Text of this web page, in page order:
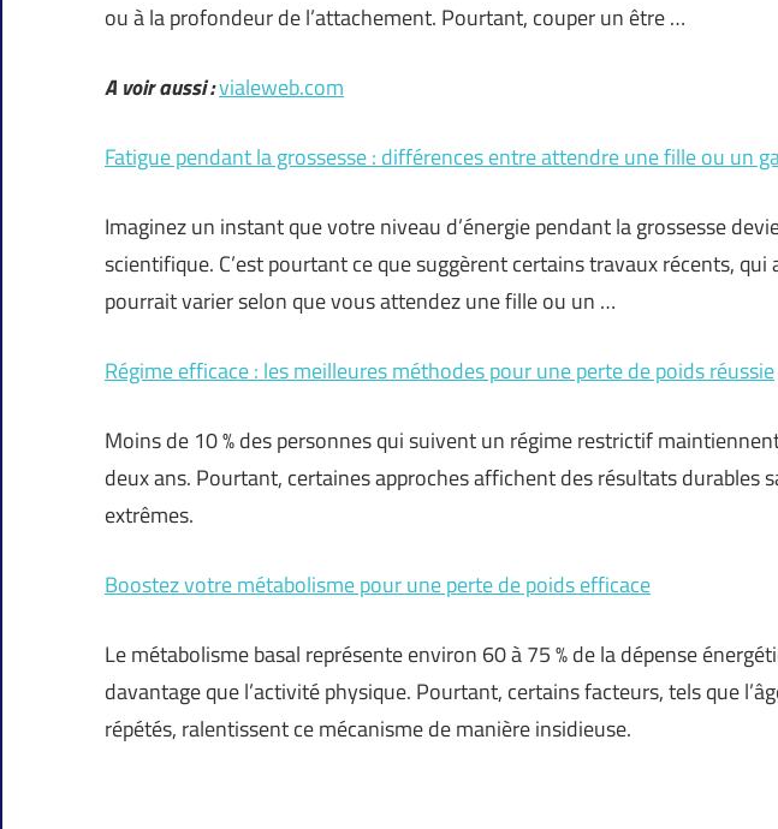
ou à la profondeur de l’attachement. Pourtant, couper un être …
A voir aussi :vialeweb.com
Fatigue pendant la grossesse : différences entre attendre une fille ou un
Imaginez un instant que votre niveau d’énergie pendant la grossesse
scientifique. C’est pourtant ce que suggèrent certains travaux récents,
pourrait varier selon que vous attendez une fille ou un …
Régime efficace : les meilleures méthodes pour une perte de poids réussie
Moins de 10 % des personnes qui suivent un régime restrictif
deux ans. Pourtant, certaines approches affichent des résultats durables
extrêmes.
Boostez votre métabolisme pour une perte de poids efficace
Le métabolisme basal représente environ 60 à 75 % de la dépense
davantage que l’activité physique. Pourtant, certains facteurs, tels que
répétés, ralentissent ce mécanisme de manière insidieuse.